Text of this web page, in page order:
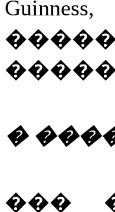
Guinness,
�
���